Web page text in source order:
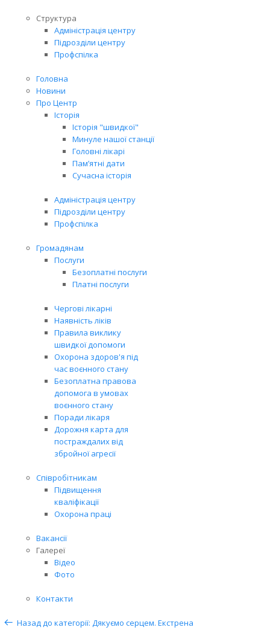
Структура
Адміністрація центру
Підрозділи центру
Профспілка
Головна
Новини
Про Центр
Історія
Історія "швидкої"
Минуле нашої станції
Головні лікарі
Пам’ятні дати
Сучасна історія
Адміністрація центру
Підрозділи центру
Профспілка
Громадянам
Послуги
Безоплатні послуги
Платні послуги
Чергові лікарні
Наявність ліків
Правила виклику
швидкої допомоги
Охорона здоров'я під
час воєнного стану
Безоплатна правова
допомога в умовах
воєнного стану
Поради лікаря
Дорожня карта для
постраждалих від
збройної агресії
Співробітникам
Підвищення
кваліфікації
Охорона праці
Вакансії
Галереї
Відео
Фото
Контакти
Назад до категорії: Дякуємо серцем. Екстрена